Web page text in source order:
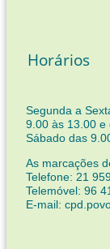
Horários
Segunda a
9.00 às 13.00 e
Sábado das
As marcações
Telefone: 21
Telemóvel: 96
E-mail: